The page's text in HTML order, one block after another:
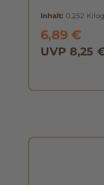
Inhalt: 0.252
6,89 €
UVP 8,25